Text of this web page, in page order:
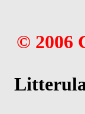
© 2006